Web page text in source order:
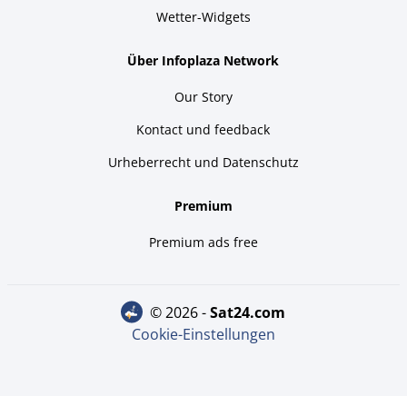
Wetter-Widgets
Über Infoplaza Network
Our Story
Kontact und feedback
Urheberrecht und Datenschutz
Premium
Premium ads free
© 2026 - sat24.com
Cookie-Einstellungen